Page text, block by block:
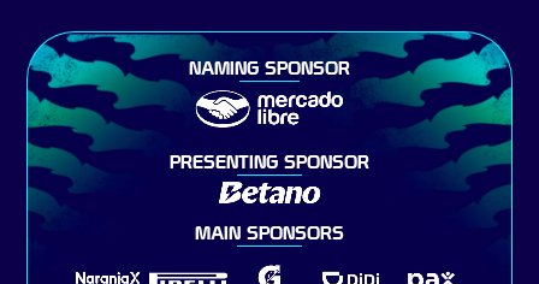
NAMING SPONSOR
PRESENTING SPONSOR
MAIN SPONSORS